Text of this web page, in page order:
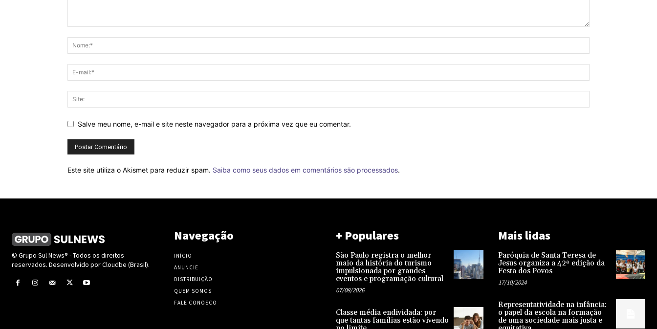
Salve meu nome, e-mail e site neste navegador para a próxima vez que eu comentar.
Este site utiliza o Akismet para reduzir spam. Saiba como seus dados em comentários são processados.
© Grupo Sul News® - Todos os direitos
reservados. Desenvolvido por Cloudbe (Brasil).
Navegação
INÍCIO
ANUNCIE
DISTRIBUIÇÃO
QUEM SOMOS
FALE CONOSCO
+ Populares
São Paulo registra o melhor
maio da história do turismo
impulsionada por grandes
eventos e programação cultural
07/08/2026
Classe média endividada: por
que tantas famílias estão vivendo
Mais lidas
Paróquia de Santa Teresa de
Jesus organiza a 42ª edição da
Festa dos Povos
17/10/2024
Representatividade na infância:
o papel da escola na formação
de uma sociedade mais justa e